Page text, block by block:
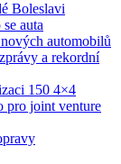
Boleslavi
auta
automobilů
a rekordní
150 4×4
pro joint venture